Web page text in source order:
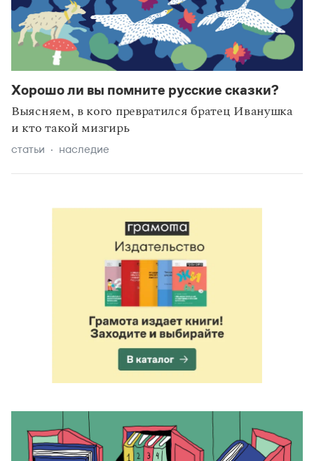
Хорошо ли вы помните русские сказки?
Выясняем, в кого превратился братец Иванушка
и кто такой мизгирь
статьи наследие